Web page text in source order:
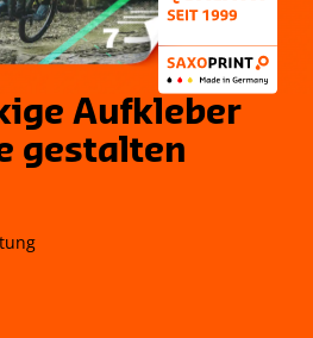
Aufkleber
gestalten